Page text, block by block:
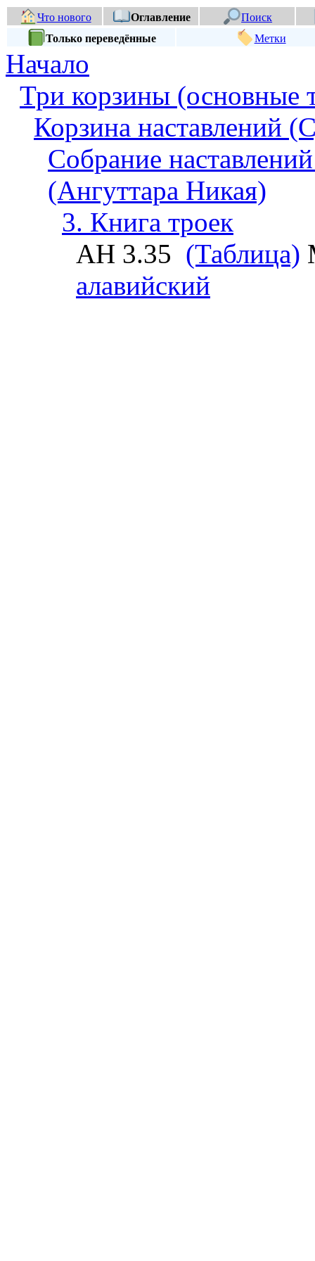
Что нового Оглавление
Поиск
Только переведённые
Метки
Начало
Три корзины (основные
Корзина наставлений
Собрание
(Ангуттара Никая)
3. Книга троек
АН 3.35 (Таблица)
алавийский